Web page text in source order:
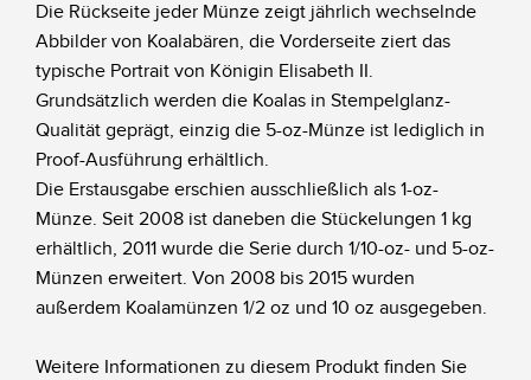
Die Rückseite jeder Münze zeigt jährlich wechselnde
Abbilder von Koalabären, die Vorderseite ziert das
typische Portrait von Königin Elisabeth II.
Grundsätzlich werden die Koalas in Stempelglanz-
Qualität geprägt, einzig die 5-oz-Münze ist lediglich in
Proof-Ausführung erhältlich.
Die Erstausgabe erschien ausschließlich als 1-oz-
Münze. Seit 2008 ist daneben die Stückelungen 1 kg
erhältlich, 2011 wurde die Serie durch 1/10-oz- und 5-oz-
Münzen erweitert. Von 2008 bis 2015 wurden
außerdem Koalamünzen 1/2 oz und 10 oz ausgegeben.
Weitere Informationen zu diesem Produkt finden Sie